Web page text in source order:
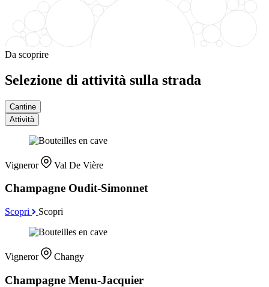
Da scoprire
Selezione di attività sulla strada
Cantine
Attività
Vigneror Val De Vière
Champagne Oudit-Simonnet
Scopri Scopri
Vigneror Changy
Champagne Menu-Jacquier